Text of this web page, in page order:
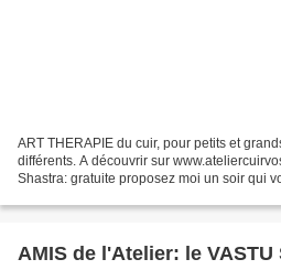
ART THERAPIE du cuir, pour petits et
différents. A découvrir sur
Shastra: gratuite proposez moi un soir qui
AMIS de l'Atelier: le VASTU